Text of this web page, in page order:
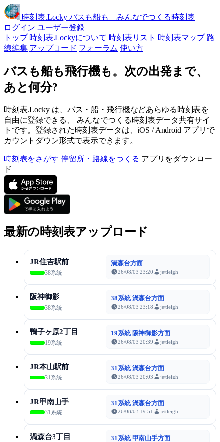
時刻表.Locky バスも船も、みんなでつくる時刻表
ログイン ユーザー登録
トップ 時刻表.Lockyについて 時刻表リスト 時刻表マップ 路
線編集 アップロード フォーラム 使い方
バスも船も飛行機も。次の出発まで、
あと何分?
時刻表.Locky は、バス・船・飛行機などあらゆる時刻表を
自由に登録できる、 みんなでつくる時刻表データ共有サイ
トです。登録された時刻表データは、iOS / Android アプリで
カウントダウン形式で表示できます。
時刻表をさがす 停留所・路線をつくる アプリをダウンロー
ド
最新の時刻表アップロード
JR住吉駅前
38系統
渦森台方面
26/08/03 23:20 jettleigh
阪神御影
38系統
38系統 渦森台方面
26/08/03 23:18 jettleigh
鴨子ヶ原2丁目
19系統
19系統 阪神御影方面
26/08/03 20:39 jettleigh
JR本山駅前
31系統
31系統 渦森台方面
26/08/03 20:03 jettleigh
JR甲南山手
31系統
31系統 渦森台方面
26/08/03 19:51 jettleigh
渦森台3丁目 31系統 甲南山手方面